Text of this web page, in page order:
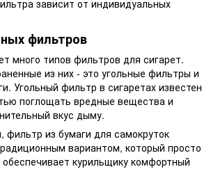
зависит от индивидуальных
фильтров
много типов фильтров для сигарет.
из них - это угольные фильтры и
Угольный фильтр в сигаретах известен
поглощать вредные вещества и
вкус дыму.
фильтр из бумаги для самокруток
вариантом, который просто
курильщику комфортный